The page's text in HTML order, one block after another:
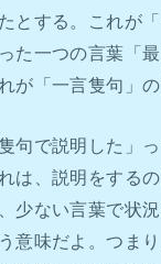
とする。これが
た一つの言葉「
が「一言隻句」の
句で説明した」
は、説明をする
少ない言葉で状
意味だよ。つま